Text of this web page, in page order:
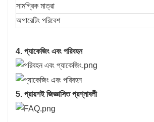
সামগ্রিক মাত্রা
অপারেটিং পরিবেশ
4. প্যাকেজিং এবং পরিবহন
5. প্রায়শই জিজ্ঞাসিত প্রশ্নাবলী